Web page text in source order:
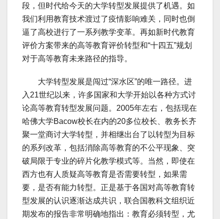
段，但时代给今天的大学转型发展提供了机遇。如
我们利用教育技术渡过了疫情影响难关，同时也倒
逼了高校进行了一系列教学变革。再如新时代教育
评价方案带来的高等教育评价转型和“十四五”规划
对于高等教育未来路径的指导。
大学转型发展是闯过“深水区”的唯一路径。进
入21世纪以来，许多国家和大学开始以各种方式讨
论高等教育转型发展问题。2005年左右，包括现在
哈佛大学Bacow校长在内的20多位校长、教务长齐
聚一堂商讨大学转型，并相继出台了以转型为目标
的系列改革，包括消除高等教育的不公平现象、突
破局限于专业的碎片化教学模式等。当然，即使在
西方也有人质疑高等教育是否需要转型，如果需
要，是否有能力转型。正是基于各国对高等教育转
型发展的认识逐渐达成共识，联合国教科文组织近
期发布的报告非常明确地指出：教育必须转型，尤